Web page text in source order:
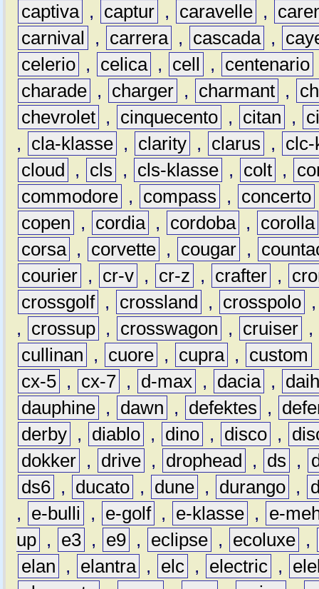
captiva , captur , caravelle ,
carnival
, carrera , cascada ,
celerio , celica , cell , centenario
charade , charger , charmant ,
chevrolet , cinquecento , citan ,
,
cla-klasse , clarity , clarus ,
clc-
cloud
, cls , cls-klasse , colt ,
commodore , compass , concerto
copen
, cordia , cordoba ,
corolla
corsa , corvette , cougar ,
courier , cr-v , cr-z , crafter ,
crossgolf , crossland , crosspolo
,
crossup , crosswagon , cruiser ,
cullinan
, cuore , cupra , custom
cx-5 , cx-7 , d-max , dacia ,
dauphine , dawn , defektes ,
derby , diablo , dino , disco ,
dokker , drive , drophead , ds ,
ds6 , ducato , dune , durango ,
,
e-bulli , e-golf , e-klasse ,
e-
up , e3 , e9 , eclipse , ecoluxe ,
elan
, elantra , elc , electric ,